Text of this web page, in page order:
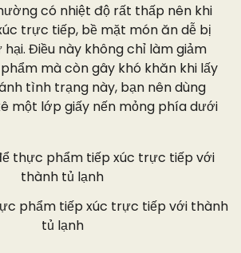
có nhiệt độ rất thấp nên khi
trực tiếp, bề mặt món ăn dễ bị
Điều này không chỉ làm giảm
mà còn gây khó khăn khi lấy
tình trạng này, bạn nên dùng
một lớp giấy nến mỏng phía dưới
phẩm tiếp xúc trực tiếp với thành
tủ lạnh